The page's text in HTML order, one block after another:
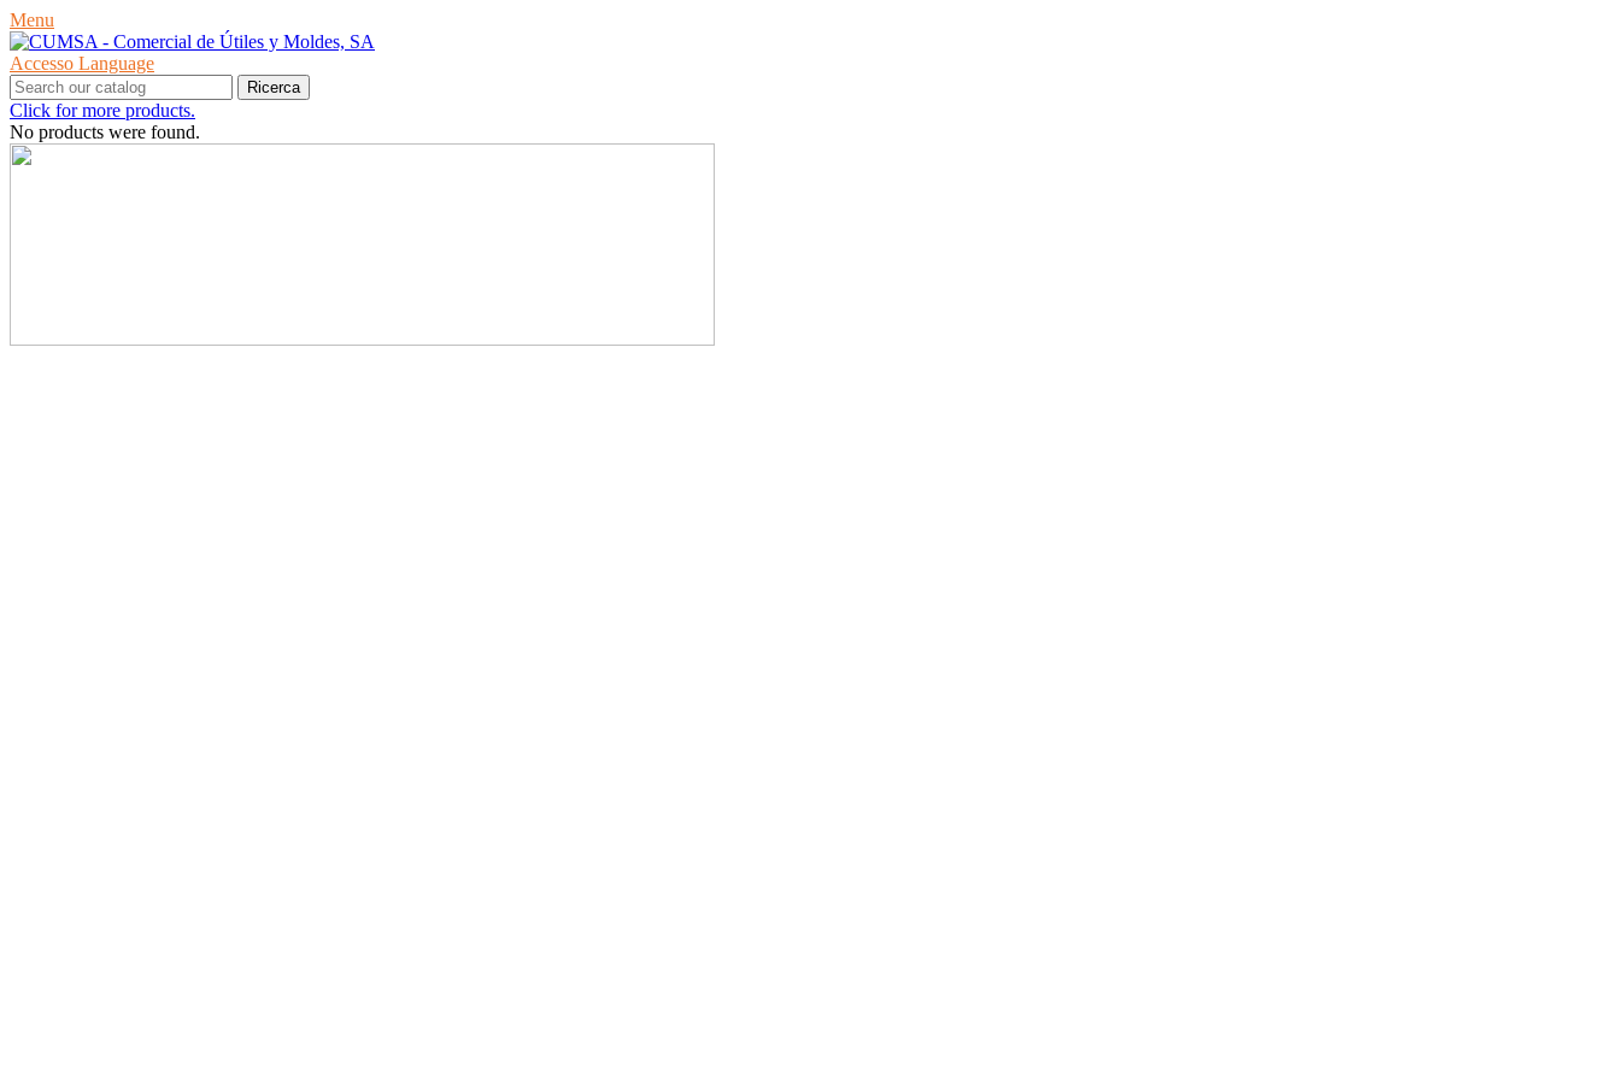
Menu
Accesso Language
Ricerca
Click for more products.
No products were found.